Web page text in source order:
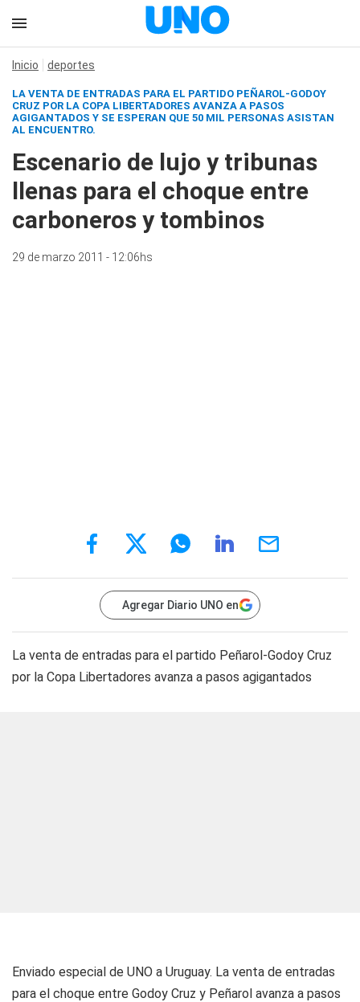
Inicio deportes
LA VENTA DE ENTRADAS PARA EL PARTIDO PEÑAROL-GODOY
CRUZ POR LA COPA LIBERTADORES AVANZA A PASOS
AGIGANTADOS Y SE ESPERAN QUE 50 MIL PERSONAS ASISTAN
AL ENCUENTRO.
Escenario de lujo y tribunas
llenas para el choque entre
carboneros y tombinos
29 de marzo 2011 - 12:06hs
Agregar Diario UNO en
La venta de entradas para el partido Peñarol-Godoy Cruz
por la Copa Libertadores avanza a pasos agigantados
Enviado especial de UNO a Uruguay. La venta de entradas
para el choque entre Godoy Cruz y Peñarol avanza a pasos